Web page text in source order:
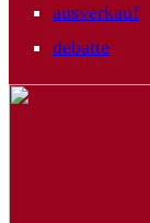
ausverkauf
debatte